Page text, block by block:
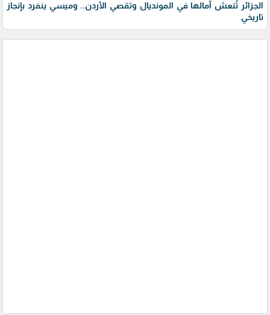
الجزائر تُنعش آمالها في المونديال وتقصي الأردن.. وميسي ينفرد بإنجاز
تاريخي